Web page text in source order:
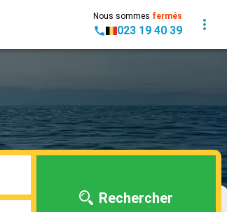
Nous sommes fermés
023 19 40 39
Rechercher